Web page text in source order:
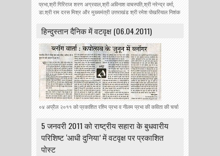
प्रभा,श्री गिरिराज शरण अग्रवाल,श्री अविनाश वाचस्पति,श्री नरेन्द्र वर्मा,
डा.श्री राम दरस मिश्र और मुख्यमंत्री उत्तराखंड श्री रमेश पोखरियाल निशंक
हिन्‍दुस्‍तान दैनिक में वटवृक्ष (06.04.2011)
०४ अप्रैल २०११ को प्रकाशित रश्मि प्रभा व नीलम प्रभा की कविता की चर्चा
5 जनवरी 2011 को राष्ट्रीय सहारा के बुधवारीय
परिशिष्ट ‘आधी दुनिया’ में वटवृक्ष पर प्रकाशित
पोस्ट